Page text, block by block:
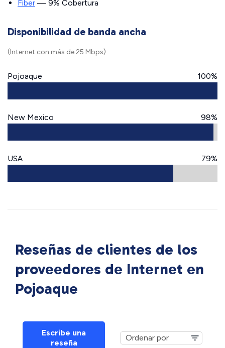
Fiber — 9% Cobertura
Disponibilidad de banda ancha
(Internet con más de 25 Mbps)
Pojoaque 100%
New Mexico 98%
USA 79%
Reseñas de clientes de los
proveedores de Internet en
Pojoaque
Escribe una
reseña